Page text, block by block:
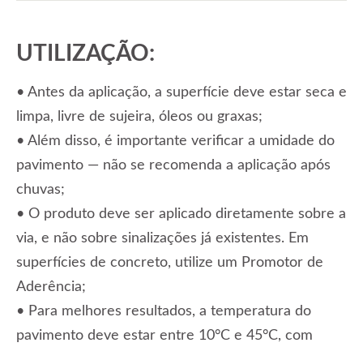
UTILIZAÇÃO:
• Antes da aplicação, a superfície deve estar seca e
limpa, livre de sujeira, óleos ou graxas;
• Além disso, é importante verificar a umidade do
pavimento — não se recomenda a aplicação após
chuvas;
• O produto deve ser aplicado diretamente sobre a
via, e não sobre sinalizações já existentes. Em
superfícies de concreto, utilize um Promotor de
Aderência;
• Para melhores resultados, a temperatura do
pavimento deve estar entre 10°C e 45°C, com